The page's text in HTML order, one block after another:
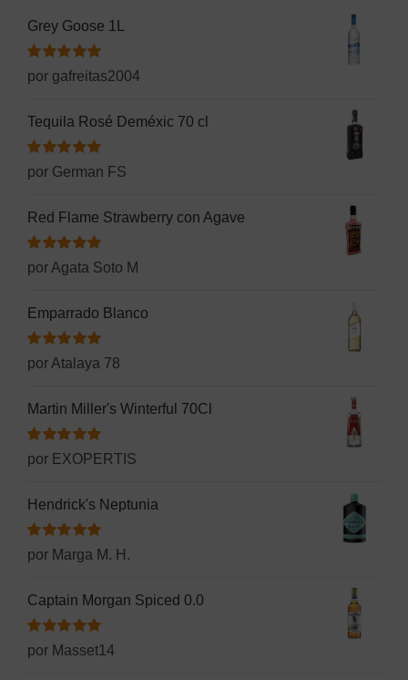
Grey Goose 1L
Valorado
con
5de 5
por gafreitas2004
Tequila Rosé Deméxic 70 cl
Valorado
con
por German FS
Red Flame Strawberry con Agave
Valorado
con
de 5
por Agata Soto M
Emparrado Blanco
Valorado
con
por Atalaya 78
Martin Miller's Winterful 70Cl
Valorado
con
por EXOPERTIS
Hendrick's Neptunia
Valorado
con
por Marga M. H.
Captain Morgan Spiced 0.0
Valorado
con
por Masset14